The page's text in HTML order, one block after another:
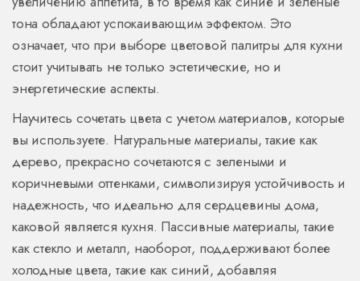
тона обладают успокаивающим эффектом. Это
означает, что при выборе цветовой палитры для кухни
стоит учитывать не только эстетические, но и
энергетические аспекты.
Научитесь сочетать цвета с учетом материалов, которые
вы используете. Натуральные материалы, такие как
дерево, прекрасно сочетаются с зелеными и
коричневыми оттенками, символизируя устойчивость и
надежность, что идеально для сердцевины дома,
каковой является кухня. Пассивные материалы, такие
как стекло и металл, наоборот, поддерживают более
холодные цвета, такие как синий, добавляя